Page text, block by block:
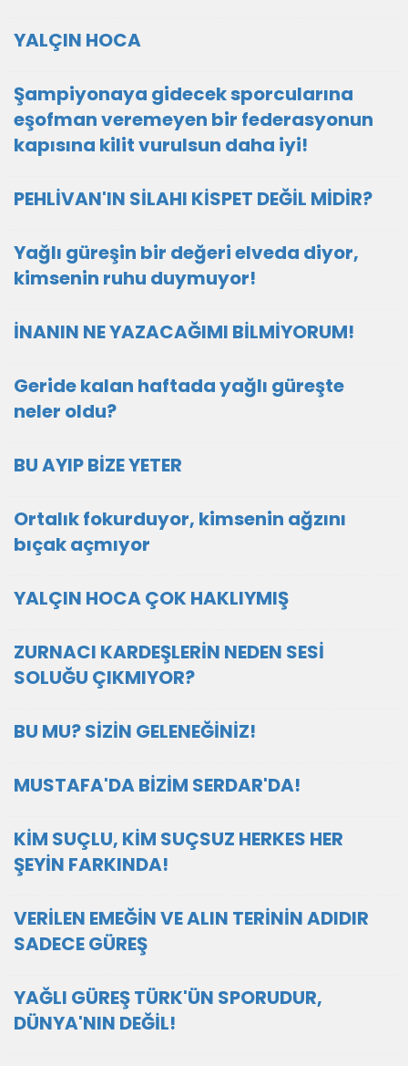
YALÇIN HOCA
Şampiyonaya gidecek sporcularına
eşofman veremeyen bir federasyonun
kapısına kilit vurulsun daha iyi!
PEHLİVAN'IN SİLAHI KİSPET DEĞİL MİDİR?
Yağlı güreşin bir değeri elveda diyor,
kimsenin ruhu duymuyor!
İNANIN NE YAZACAĞIMI BİLMİYORUM!
Geride kalan haftada yağlı güreşte
neler oldu?
BU AYIP BİZE YETER
Ortalık fokurduyor, kimsenin ağzını
bıçak açmıyor
YALÇIN HOCA ÇOK HAKLIYMIŞ
ZURNACI KARDEŞLERİN NEDEN SESİ
SOLUĞU ÇIKMIYOR?
BU MU? SİZİN GELENEĞİNİZ!
MUSTAFA'DA BİZİM SERDAR'DA!
KİM SUÇLU, KİM SUÇSUZ HERKES HER
ŞEYİN FARKINDA!
VERİLEN EMEĞİN VE ALIN TERİNİN ADIDIR
SADECE GÜREŞ
YAĞLI GÜREŞ TÜRK'ÜN SPORUDUR,
DÜNYA'NIN DEĞİL!